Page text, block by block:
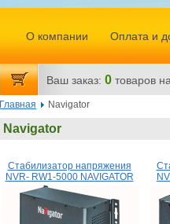
Главная Navigator
Navigator
Стабилизатор напряжения
NVR- RW1-5000 NAVIGATOR
О компании Оплата и
Ваш заказ: 0 товаров